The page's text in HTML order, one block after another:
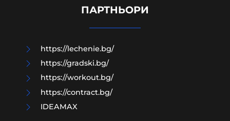
отново ходиПАРТНЬОРИ
https://lechenie.bg/
https://gradski.bg/
https://workout.bg/
https://contract.bg/
IDEAMAX